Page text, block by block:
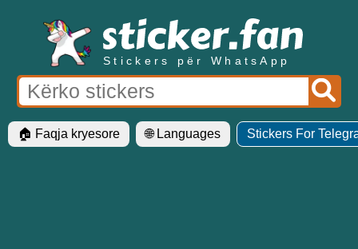
Stickers për WhatsApp
🏠 Faqja kryesore 🌐 Languages Stickers For